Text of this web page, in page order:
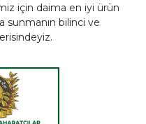
için daima en iyi ürün
sunmanın bilinci ve